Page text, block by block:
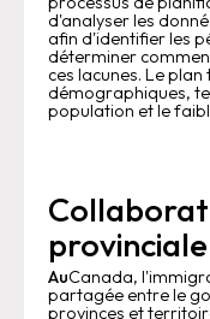
d'analyser les
afin d'identifier les
déterminer
ces lacunes. Le
démographiques,
population et le
‍AuCanada,
partagée entre le
provinces et